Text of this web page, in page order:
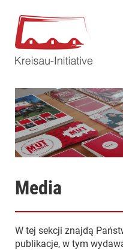
Media
W tej sekcji znajdą
publikacje, w tym